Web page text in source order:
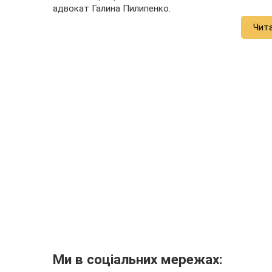
адвокат Галина Пилипенко.
Ми в соціальних мережах: